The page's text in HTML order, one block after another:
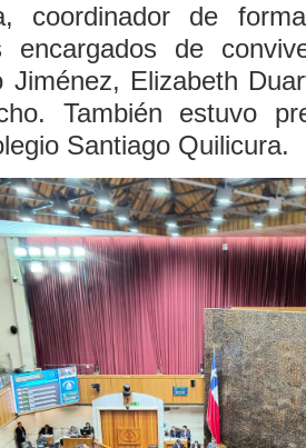
coordinador de
de
Jiménez, Elizabeth
También estuvo
Santiago Quilicura.